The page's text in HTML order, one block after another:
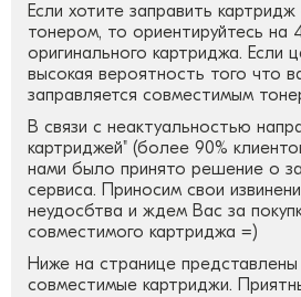
Если хотите заправить
тонером, то ориентируйтесь на
оригинального картриджа. Если
высокая вероятность того что
заправляется совместимым
В связи с неактуальностью
картриджей" (более 90%
нами было принято решение о
сервиса. Приносим свои
неудосбтва и ждем Вас за
совместимого картриджа =)
Ниже на странице
совместимые картриджи.